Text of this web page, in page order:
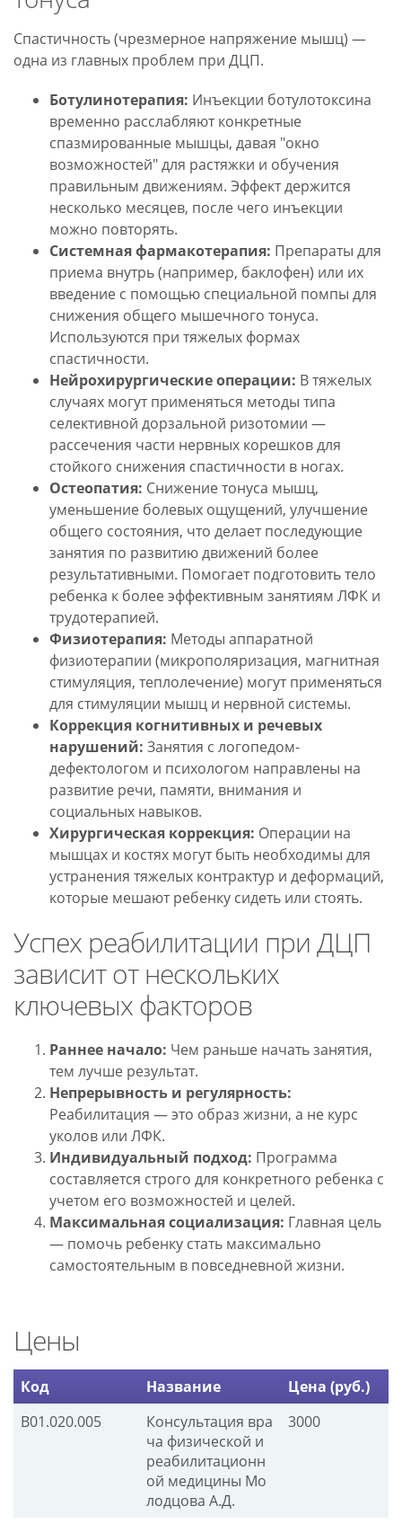
Спастичность (чрезмерное напряжение мышц) —
одна из главных проблем при ДЦП.
Ботулинотерапия: Инъекции ботулотоксина
временно расслабляют конкретные
спазмированные мышцы, давая "окно
возможностей" для растяжки и обучения
правильным движениям. Эффект держится
несколько месяцев, после чего инъекции
можно повторять.
Системная фармакотерапия: Препараты для
приема внутрь (например, баклофен) или их
введение с помощью специальной помпы для
снижения общего мышечного тонуса.
Используются при тяжелых формах
спастичности.
Нейрохирургические операции: В тяжелых
случаях могут применяться методы типа
селективной дорзальной ризотомии —
рассечения части нервных корешков для
стойкого снижения спастичности в ногах.
Остеопатия: Снижение тонуса мышц,
уменьшение болевых ощущений, улучшение
общего состояния, что делает последующие
занятия по развитию движений более
результативными. Помогает подготовить тело
ребенка к более эффективным занятиям ЛФК и
трудотерапией.
Физиотерапия: Методы аппаратной
физиотерапии (микрополяризация, магнитная
стимуляция, теплолечение) могут применяться
для стимуляции мышц и нервной системы.
Коррекция когнитивных и речевых
нарушений: Занятия с логопедом-
дефектологом и психологом направлены на
развитие речи, памяти, внимания и
социальных навыков.
Хирургическая коррекция: Операции на
мышцах и костях могут быть необходимы для
устранения тяжелых контрактур и деформаций,
которые мешают ребенку сидеть или стоять.
Успех реабилитации при ДЦП
зависит от нескольких
ключевых факторов
Раннее начало: Чем раньше начать занятия,
тем лучше результат.
Непрерывность и регулярность:
Реабилитация — это образ жизни, а не курс
уколов или ЛФК.
Индивидуальный подход: Программа
составляется строго для конкретного ребенка с
учетом его возможностей и целей.
Максимальная социализация: Главная цель
— помочь ребенку стать максимально
самостоятельным в повседневной жизни.
Цены
Код Название
Цена (руб.)
В01.020.005
Консультация вра
ча физической и
реабилитационн
ой медицины Мо
лодцова А.Д.
3000